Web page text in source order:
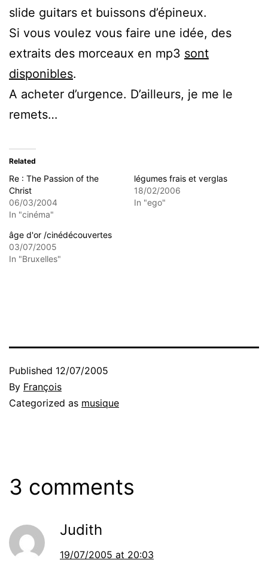
slide guitars et buissons d’épineux.
Si vous voulez vous faire une idée, des
extraits des morceaux en mp3 sont
disponibles.
A acheter d’urgence. D’ailleurs, je me le
remets…
Related
Re : The Passion of the
Christ
06/03/2004
In "cinéma"
légumes frais et verglas
18/02/2006
In "ego"
âge d'or /cinédécouvertes
03/07/2005
In "Bruxelles"
Published 12/07/2005
By François
Categorized as musique
3 comments
Judith
19/07/2005 at 20:03